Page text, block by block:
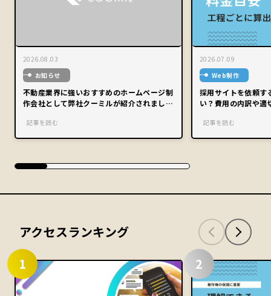
2026.08.03
お知らせ
不動産業界に強いおすすめのホームページ制
作会社として弊社クーミルが紹介されまし
記事を読む
2026.07.09
Web制作
採用サイトを依頼す
い？費用の内訳や適
記事を読む
アクセスランキング
1 2